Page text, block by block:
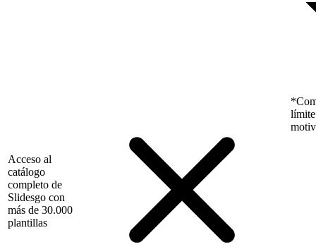
límite
Acceso al
catálogo
completo de
Slidesgo con
más de 30.000
plantillas